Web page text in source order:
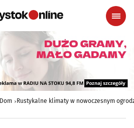
Dom Rustykalne klimaty w nowoczesnym